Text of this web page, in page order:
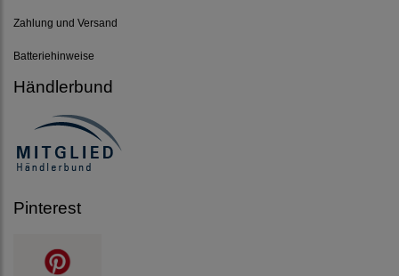
Zahlung und Versand
Batteriehinweise
Händlerbund
Pinterest